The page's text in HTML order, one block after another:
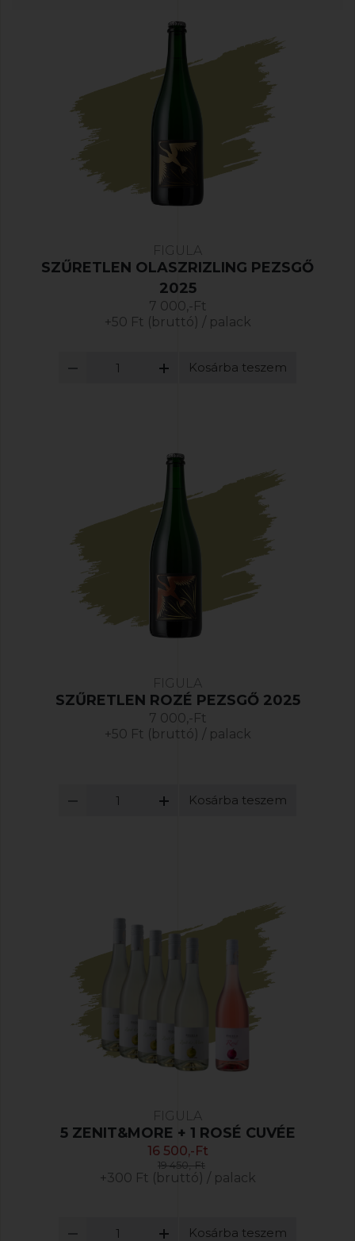
FIGULA
SZŰRETLEN OLASZRIZLING PEZSGŐ
2025
7 000,-Ft
+50 Ft (bruttó) / palack
Kosárba teszem
FIGULA
SZŰRETLEN ROZÉ PEZSGŐ 2025
7 000,-Ft
+50 Ft (bruttó) / palack
Kosárba teszem
FIGULA
5 ZENIT&MORE + 1 ROSÉ CUVÉE
16 500,-Ft
19 450,-Ft
+300 Ft (bruttó) / palack
Kosárba teszem